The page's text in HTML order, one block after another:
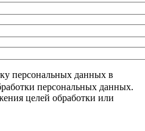
персональных данных в
персональных данных.
целей обработки или